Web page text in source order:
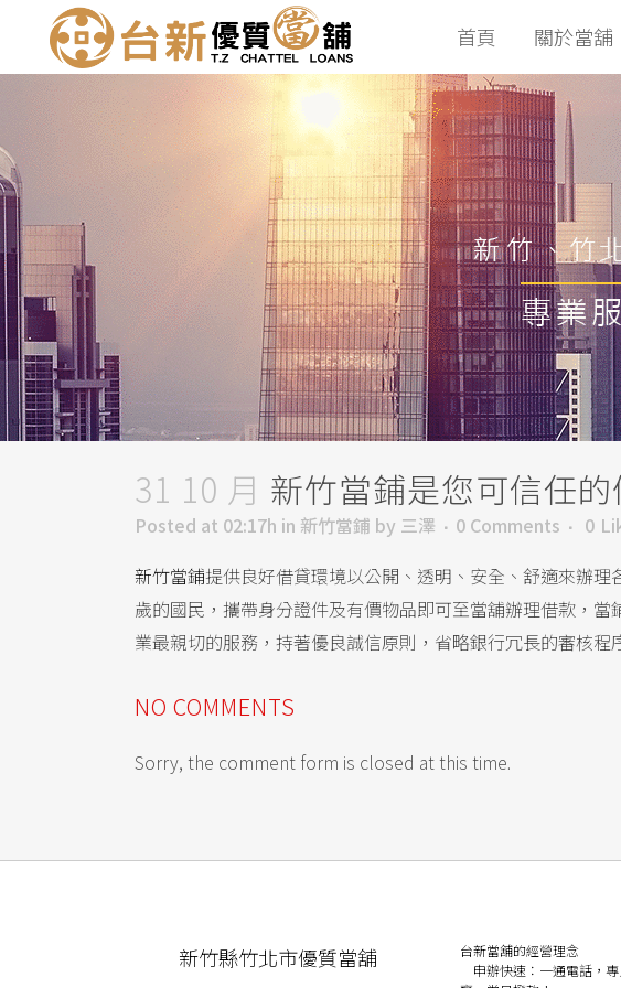
首頁 關於當舖
31 10 月 新竹當鋪是您可信任
Posted at 02:17h in 新竹當鋪 by 三澤 0 Comments 0
新竹當鋪提供良好借貸環境以公開、透明、安全、舒適來辦
歲的國民，攜帶身分證件及有價物品即可至當舖辦理借款，
業最親切的服務，持著優良誠信原則，省略銀行冗長的審核程
NO COMMENTS
Sorry, the comment form is closed at this time.
新竹縣竹北市優質當舖
台新當舖的經營理念
申辦快速： 一通電話，